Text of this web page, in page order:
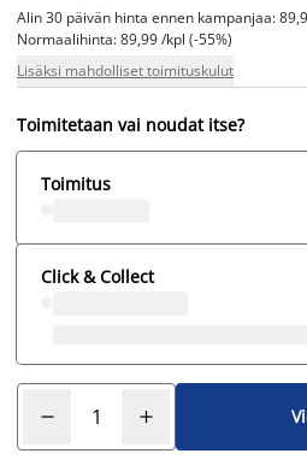
Alin 30 päivän hinta ennen kampanjaa:
Normaalihinta: 89,99 /kpl (-55%)
Lisäksi mahdolliset toimituskulut
Toimitetaan vai noudat itse?
Toimitus
Click & Collect